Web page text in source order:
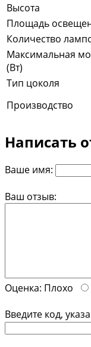
Высота
Площадь
Количество
Максимальная
(Вт)
Тип цоколя
Производство
Написать
Ваше имя:
Ваш отзыв:
Оценка: Плохо
Введите код,